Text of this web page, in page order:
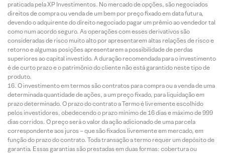
praticada pela XP Investimentos. No mercado de opções, são negociados
direitos de compra ou venda de um bem por preço fixado em data futura,
devendo o adquirente do direito negociado pagar um prêmio ao vendedor tal
como num acordo seguro. As operações com esses derivativos são
consideradas de risco muito alto por apresentarem altas relações de risco e
retorno e algumas posições apresentarem a possibilidade de perdas
superiores ao capital investido. A duração recomendada para o investimento
é de curto prazo e o patrimônio do cliente não está garantido neste tipo de
produto.
O investimento em termos são contratos para compra ou a venda de uma
determinada quantidade de ações, a um preço fixado, para liquidação em
prazo determinado. O prazo do contrato a Termo é livremente escolhido
pelos investidores, obedecendo o prazo mínimo de 16 dias e máximo de 999
dias corridos. O preço será o valor da ação adicionado de uma parcela
correspondente aos juros – que são fixados livremente em mercado, em
função do prazo do contrato. Toda transação a termo requer um depósito de
garantia. Essas garantias são prestadas em duas formas: cobertura ou